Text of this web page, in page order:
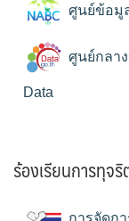
ศูนย์ข้อมู
ศูนย์กลา
Data
ร้องเรียนการทุจ
การจัดก